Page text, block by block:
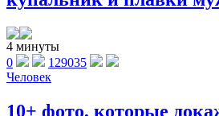
4 минуты
0
129035
Человек
10+ фото, которые